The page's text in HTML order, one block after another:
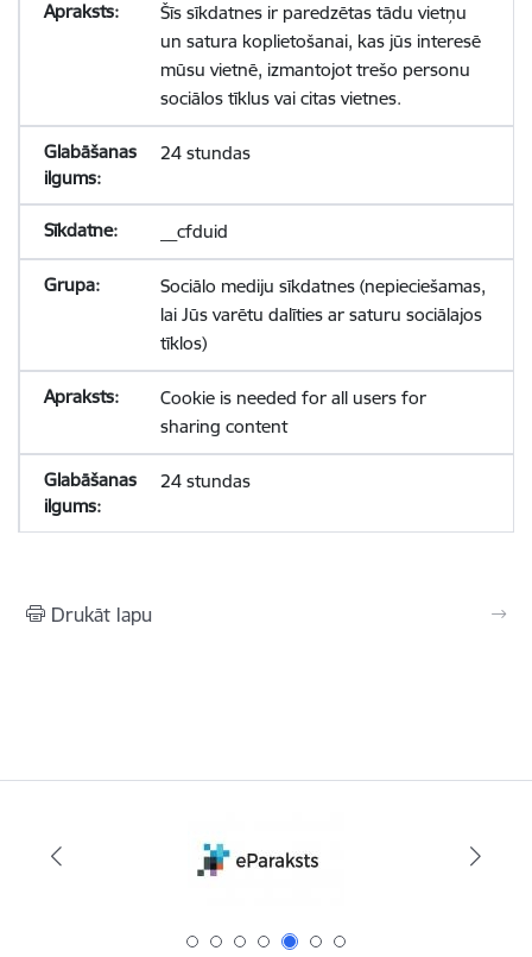
Šīs sīkdatnes ir paredzētas tādu vietņu
un satura koplietošanai, kas jūs interesē
mūsu vietnē, izmantojot trešo personu
sociālos tīklus vai citas vietnes.
24 stundas
__cfduid
Sociālo mediju sīkdatnes (nepieciešamas,
lai Jūs varētu dalīties ar saturu sociālajos
tīklos)
Cookie is needed for all users for
sharing content
24 stundas
Drukāt lapu